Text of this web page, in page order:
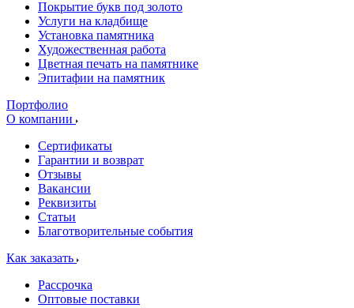
Покрытие букв под золото
Услуги на кладбище
Установка памятника
Художественная работа
Цветная печать на памятнике
Эпитафии на памятник
Портфолио
О компании
Сертификаты
Гарантии и возврат
Отзывы
Вакансии
Реквизиты
Статьи
Благотворительные события
Как заказать
Рассрочка
Оптовые поставки